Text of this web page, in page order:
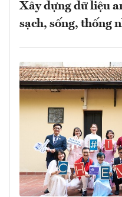
Xây dựng dữ liệu
sạch, sống, thống